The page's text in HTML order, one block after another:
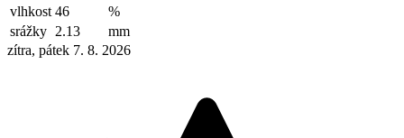
vlhkost 46
%
srážky 2.13
mm
zítra, pátek 7. 8. 2026